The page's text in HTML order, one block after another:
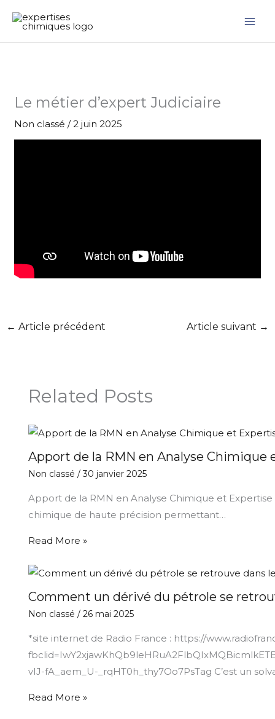
contenu
Le métier d’expert Judiciaire
Non classé /2 juin 2025
← Article précédent Article suivant →
Related Posts
Apport de la RMN en Analyse Chimique
Non classé /30 janvier 2025
Apport de la RMN en Analyse Chimique et
chimique de haute précision permettant…
Read More »
Comment un dérivé du pétrole se
Non classé / 26 mai 2025
*site internet de Radio France : https://
vIJ-fA_aem_U-_rqHT0h_thy7Oo7PsTag C’est un
Read More »